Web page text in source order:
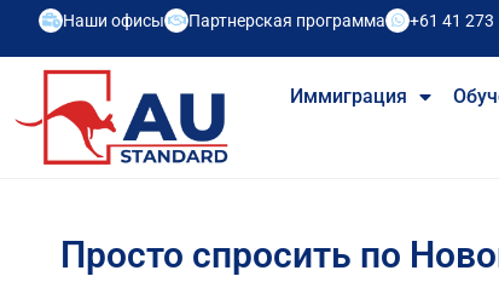
Наши офисы Партнерская программа +61 41 273
Иммиграция
Просто спросить по